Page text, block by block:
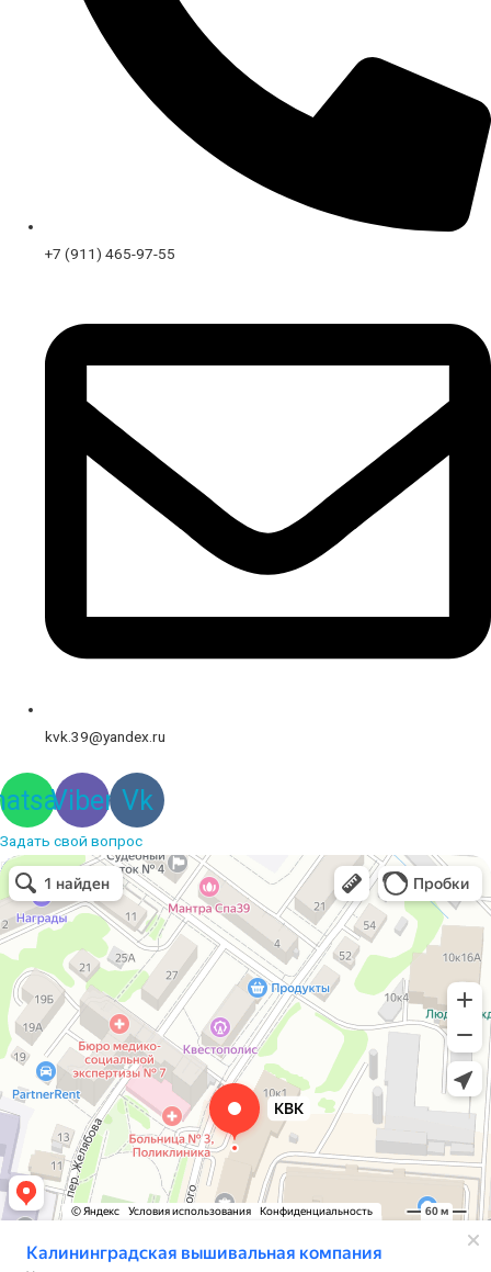
+7 (911) 465-97-55
kvk.39@yandex.ru
Viber Vk
Задать свой вопрос
Вышивальная компания
Услуги вышивки в Калининграде